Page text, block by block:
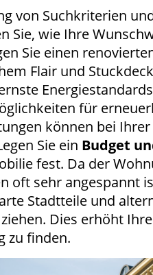
von Suchkriterien
Sie, wie Ihre
Sie einen
Flair und
für
können bei
Sie ein Budget
fest. Da der
oft sehr angespannt
Stadtteile und
Dies erhöht
zu finden.